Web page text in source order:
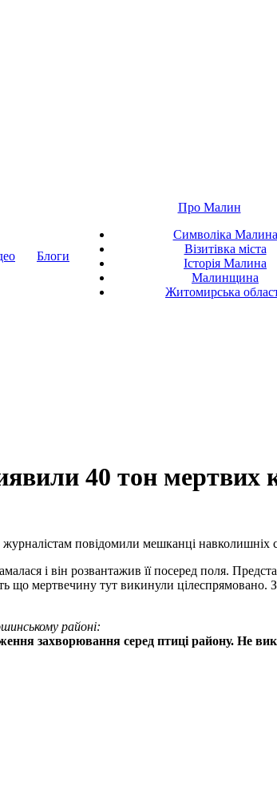
Блоги
Про Малин
Символіка Малина
Візитівка міста
Історія Малина
Малинщина
Житомирська
40 тон мертвих
повідомили мешканці навколишніх
і він розвантажив її посеред поля.
мертвечину тут викинули цілеспрямовано.
районі:
захворювання серед птиці району. Не